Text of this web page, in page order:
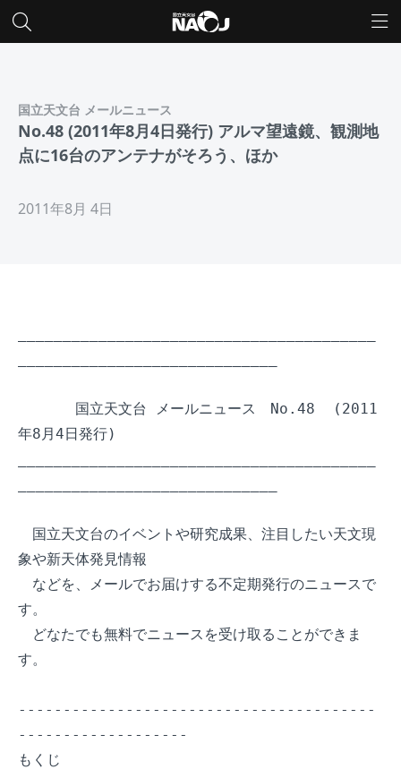
国立天文台 メールニュース
No.48 (2011年8月4日発行) アルマ望遠鏡、観測地
点に16台のアンテナがそろう、ほか
2011年8月 4日
国立天文台 メールニュース　No.48  (2011
年8月4日発行)
国立天文台のイベントや研究成果、注目したい天文現
象や新天体発見情報
などを、メールでお届けする不定期発行のニュースで
す。
どなたでも無料でニュースを受け取ることができま
す。
----------------------------------------
-------------------
もくじ